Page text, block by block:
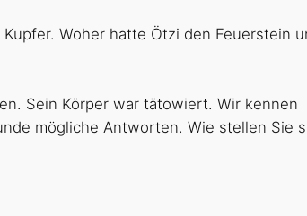
Woher hatte Ötzi den Feuerstein
Sein Körper war tätowiert. Wir kennen
mögliche Antworten. Wie stellen Sie